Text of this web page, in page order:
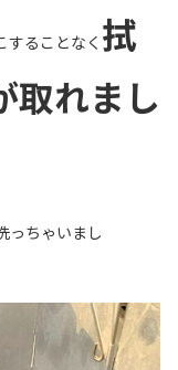
することなく 拭
取れまし
っちゃいまし